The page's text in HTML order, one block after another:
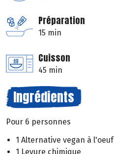
Préparation
15 min
Cuisson
45 min
Ingrédients
Pour 6 personnes
1 Alternative vegan à l'oeuf
1 Levure chimique